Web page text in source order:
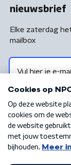
nieuwsbrief
Elke zaterdag
mailbox
Algemene